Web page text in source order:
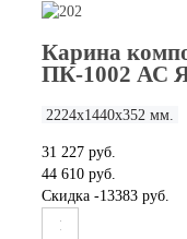
Карина
ПК-1002 АС
2224х1440х352 мм.
31 227 руб.
44 610 руб.
Скидка -13383 руб.